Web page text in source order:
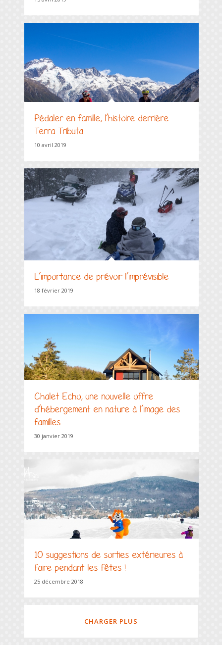
Pédaler en famille, l’histoire derrière
Terra Tributa
10 avril 2019
L’importance de prévoir l’imprévisible
18 février 2019
Chalet Echo, une nouvelle offre
d’hébergement en nature à l’image des
familles
30 janvier 2019
10 suggestions de sorties extérieures à
faire pendant les fêtes !
25 décembre 2018
CHARGER PLUS